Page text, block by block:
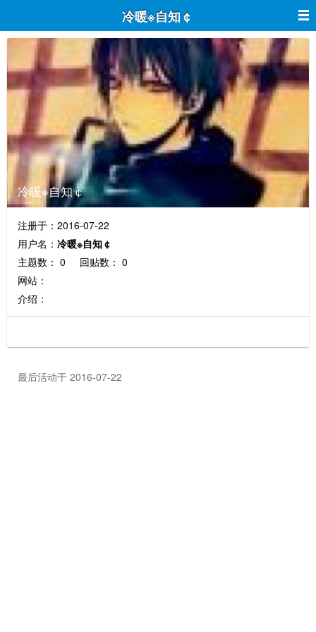
冷暖※自知￠
冷暖※自知￠
注册于：2016-07-22
用户名： 冷暖※自知￠
主题数： 0 回贴数： 0
网站：
介绍：
最后活动于 2016-07-22